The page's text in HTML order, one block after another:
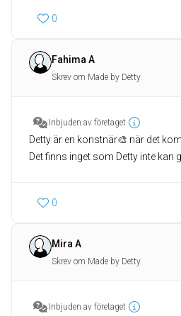
0
Fahima A
Skrev om Made by Detty
Inbjuden av företaget
Detty är en konstnär🎨 när det
Det finns inget som Detty inte kan
0
Mira A
Skrev om Made by Detty
Inbjuden av företaget